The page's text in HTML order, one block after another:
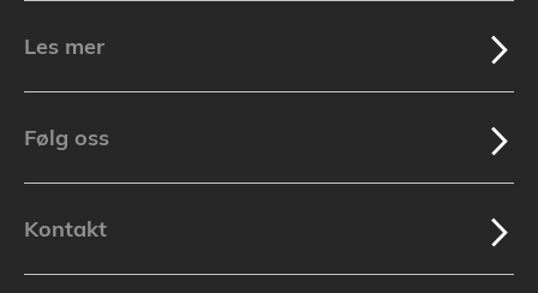
Les mer
Følg oss
Kontakt